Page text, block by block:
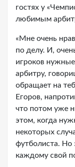
гостях у
любимым
«Мне очень
по делу. И,
игроков
арбитру,
обращает на
Егоров,
что потом уже
этом, когда
некоторых
футболиста. Но
каждому свой